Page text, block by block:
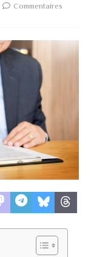
Commentaires